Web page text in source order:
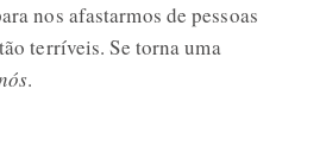
nos afastarmos de pessoas
terríveis. Se torna uma
.